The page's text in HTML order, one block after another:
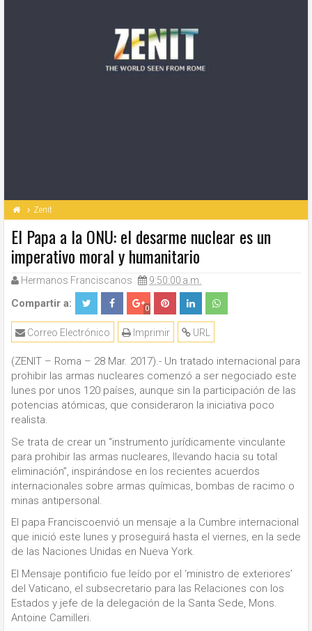
Zenit
El Papa a la ONU: el desarme nuclear es un
imperativo moral y humanitario
Hermanos Franciscanos 9:50:00 a.m.
Compartir a: 0
URL
Imprimir
Correo Electrónico
(ZENIT – Roma – 28 Mar. 2017).- Un tratado internacional para
prohibir las armas nucleares comenzó a ser negociado este
lunes por unos 120 países, aunque sin la participación de las
potencias atómicas, que consideraron la iniciativa poco
realista.
Se trata de crear un “instrumento jurídicamente vinculante
para prohibir las armas nucleares, llevando hacia su total
eliminación”, inspirándose en los recientes acuerdos
internacionales sobre armas químicas, bombas de racimo o
minas antipersonal.
El papa Franciscoenvió un mensaje a la Cumbre internacional
que inició este lunes y proseguirá hasta el viernes, en la sede
de las Naciones Unidas en Nueva York.
El Mensaje pontificio fue leído por el ‘ministro de exteriores’
del Vaticano, el subsecretario para las Relaciones con los
Estados y jefe de la delegación de la Santa Sede, Mons.
Antoine Camilleri.